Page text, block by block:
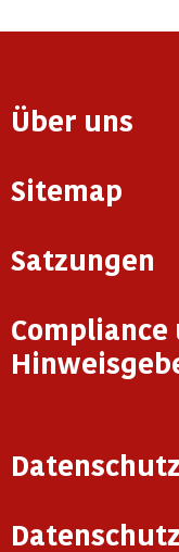
Über uns
Sitemap
Satzungen
Compliance
Datenschutz